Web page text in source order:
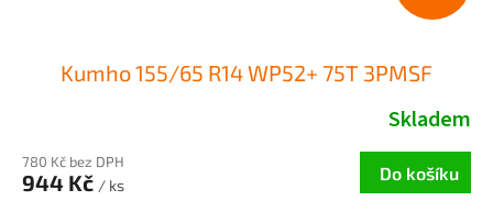
Kumho 155/65 R14 WP52+ 75T 3PMSF
Skladem
780 Kč bez DPH
944 Kč / ks
Do košíku